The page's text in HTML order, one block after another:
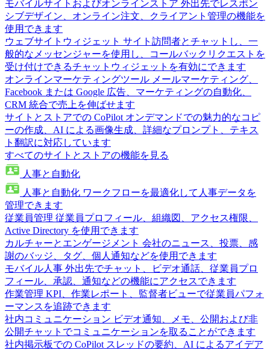
モバイルサイトおよびオンラインストア 外出先でレスポン
シブデザイン、オンライン注文、クライアント管理の機能を
使用できます
ウェブサイトウィジェット サイト訪問者とチャットし、一
般的なメッセンジャーを使用し、コールバックリクエストを
受け付けできるチャットウィジェットを有効にできます
オンラインマーケティングツール メールマーケティング、
Facebook または Google 広告、マーケティングの自動化、
CRM 統合で売上を伸ばせます
サイトとストアでの CoPilot オンデマンドでの魅力的なコピ
ーの作成、AI による画像生成、詳細なプロンプト、テキス
ト翻訳に対応しています
すべてのサイトとストアの機能を見る
人事と自動化
人事と自動化 ワークフローを最適化して人事データを
管理できます
従業員管理 従業員プロフィール、組織図、アクセス権限、
Active Directory を使用できます
カルチャーとエンゲージメント 会社のニュース、投票、感
謝のバッジ、タグ、個人通知などを使用できます
モバイル人事 外出先でチャット、ビデオ通話、従業員プロ
フィール、承認、通知などの機能にアクセスできます
作業管理 KPI、作業レポート、監督者ビューで従業員パフォ
ーマンスを追跡できます
社内コミュニケーション ビデオ通知、メモ、公開および非
公開チャットでコミュニケーションを取ることができます
社内掲示板での CoPilot スレッドの要約、AI によるアイデア